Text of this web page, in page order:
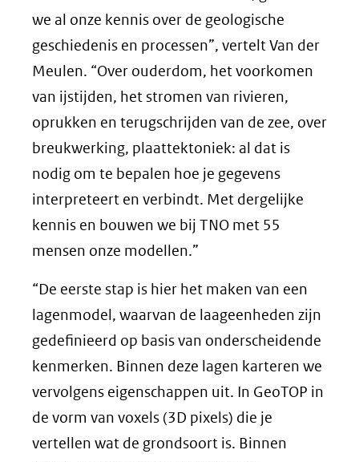
we al onze kennis over de geologische
geschiedenis en processen”, vertelt Van der
Meulen. “Over ouderdom, het voorkomen
van ijstijden, het stromen van rivieren,
oprukken en terugschrijden van de zee, over
breukwerking, plaattektoniek: al dat is
nodig om te bepalen hoe je gegevens
interpreteert en verbindt. Met dergelijke
kennis en bouwen we bij TNO met 55
mensen onze modellen.”
“De eerste stap is hier het maken van een
lagenmodel, waarvan de laageenheden zijn
gedefinieerd op basis van onderscheidende
kenmerken. Binnen deze lagen karteren we
vervolgens eigenschappen uit. In GeoTOP in
de vorm van voxels (3D pixels) die je
vertellen wat de grondsoort is. Binnen